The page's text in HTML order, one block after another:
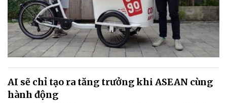
AI sẽ chỉ tạo ra tăng trưởng khi ASEAN cùng
hành động